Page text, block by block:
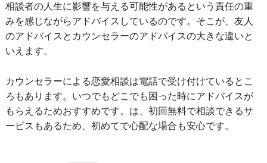
相談者の人生に影響を与える可能性があるという責任の重
みを感じながらアドバイスしているのです。そこが、友人
のアドバイスとカウンセラーのアドバイスの大きな違いと
いえます。
カウンセラーによる恋愛相談は電話で受け付けているとこ
ろもあります。いつでもどこでも困った時にアドバイスが
もらえるためおすすめです。は、初回無料で相談できるサ
ービスもあるため、初めてで心配な場合も安心です。